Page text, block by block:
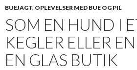
BUEJAGT, OPLEVELSER MED BUE OG PIL
SOM EN HUND I
KEGLER ELLER
EN GLAS BUTIK